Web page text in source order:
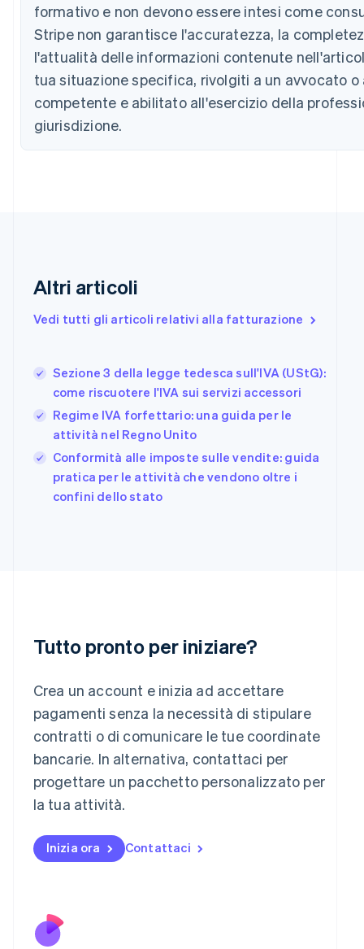
formativo e non devono essere intesi come
Stripe non garantisce l'accuratezza, la
l'attualità delle informazioni contenute
tua situazione specifica, rivolgiti a un avvocato
competente e abilitato all'esercizio della
giurisdizione.
Altri articoli
Vedi tutti gli articoli relativi alla fatturazione
Sezione 3 della legge tedesca sull'IVA (UStG):
come riscuotere l'IVA sui servizi accessori
Regime IVA forfettario: una guida per le
attività nel Regno Unito
Conformità alle imposte sulle vendite: guida
pratica per le attività che vendono oltre i
confini dello stato
Tutto pronto per iniziare?
Crea un account e inizia ad accettare
pagamenti senza la necessità di stipulare
contratti o di comunicare le tue coordinate
bancarie. In alternativa, contattaci per
progettare un pacchetto personalizzato per
la tua attività.
Inizia ora Contattaci
Belgio
NederlandsFrançaisDeutschEnglish
Brasile
PortuguêsEnglish
Bulgaria
English
Canada
EnglishFrançais
Cina continentale
Emirati Arabi Uniti
English
Estonia
English
English Svenska
Francia
FrançaisEnglish
Germania
DeutschEnglish
日本語English
Gibilterra
English
Lettonia
English
DeutschEnglish
Lituania
English
Lussemburgo
Français DeutschEnglish
Malaysia
Malta
Messico
EspañolEnglish
English
Paesi Bassi